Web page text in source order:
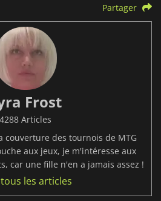
Partager
Frost
4288 Articles
couverture des tournois de MTG
aux jeux, je m'intéresse aux
car une fille n'en a jamais assez !
les articles